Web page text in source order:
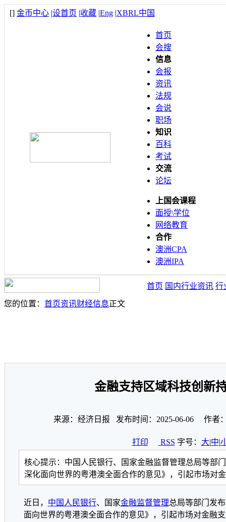
[] 金币中心 |设首页 |收藏 |Eng |XBRL中国
首页
会搜
信息
会报
资讯
法规
会说
职场
知识
百科
考试
交流
论坛
上国会课程
面授\学位
网络教育
合作
澳洲CPA
澳洲IPA
首页 国内行业资讯 行
您的位置： 首页资讯财经信息正文
金融支持区域科技创新
来源：经济日报 发布时间：2025-06-06 作者
打印 RSS 字号： 大|中|
核心提示：中国人民银行、国家金融监督管理总局等部
深化面向世界的粤港澳全面合作的意见》，引起市场对
近日， 中国人民银行、国家金融监督管理总局等部门发
面向世界的粤港澳全面合作的意见》，引起市场对金融